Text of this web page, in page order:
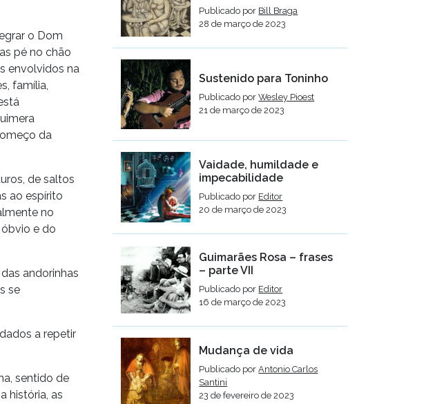
o Dom
pé no chão
envolvidos na
família,
da
de saltos
ao espírito
no
e do
andorinhas
se
a repetir
sentido de
história, as
Publicado por Bill Braga
28 de março de 2023
Sustenido para Toninho
Publicado porWesley Pioest
21 de março de 2023
Vaidade, humildade e
impecabilidade
Publicado por Editor
20 de março de 2023
Guimarães Rosa – frases
– parte VII
Publicado por Editor
16 de março de 2023
Mudança de vida
Publicado porAntonio Carlos
Santini
23 de fevereiro de 2023